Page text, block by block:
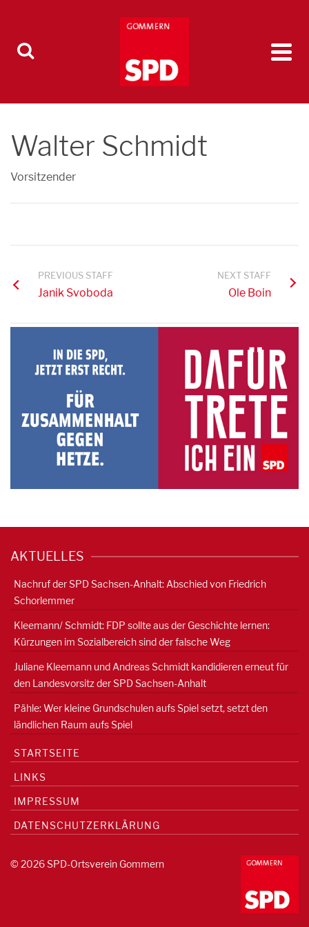
Walter Schmidt
Vorsitzender
PREVIOUS STAFF
Janik Svoboda
NEXT STAFF
Ole Boin
AKTUELLES
Nachruf der SPD Sachsen-Anhalt: Abschied von Friedrich
Schorlemmer
Kleemann/ Schmidt: FDP sollte aus der Geschichte lernen:
Kürzungen im Sozialbereich sind der falsche Weg
Juliane Kleemann und Andreas Schmidt kandidieren erneut für
den Landesvorsitz der SPD Sachsen-Anhalt
Pähle: Wer kleine Grundschulen aufs Spiel setzt, setzt den
ländlichen Raum aufs Spiel
STARTSEITE
LINKS
IMPRESSUM
DATENSCHUTZERKLÄRUNG
© 2026 SPD-Ortsverein Gommern